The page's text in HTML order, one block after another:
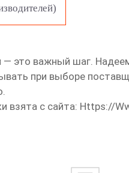
— это важный шаг.
при выборе
взята с сайта: Https://